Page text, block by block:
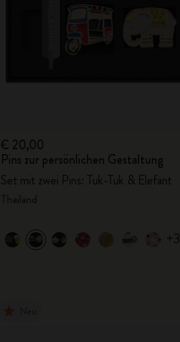
€ 20,00
Pins zur persönlichen Gestaltung
Set mit zwei Pins: Tuk-Tuk & Elefant
+3